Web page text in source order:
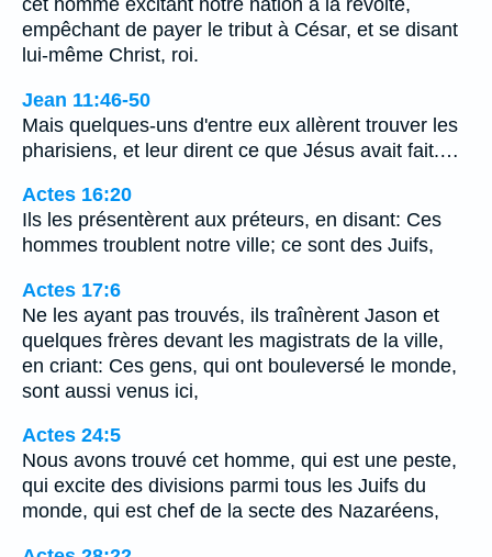
empêchant de payer le tribut à César, et se disant
lui-même Christ, roi.
Jean 11:46-50
Mais quelques-uns d'entre eux allèrent trouver les
pharisiens, et leur dirent ce que Jésus avait fait.…
Actes 16:20
Ils les présentèrent aux préteurs, en disant: Ces
hommes troublent notre ville; ce sont des Juifs,
Actes 17:6
Ne les ayant pas trouvés, ils traînèrent Jason et
quelques frères devant les magistrats de la ville,
en criant: Ces gens, qui ont bouleversé le monde,
sont aussi venus ici,
Actes 24:5
Nous avons trouvé cet homme, qui est une peste,
qui excite des divisions parmi tous les Juifs du
monde, qui est chef de la secte des Nazaréens,